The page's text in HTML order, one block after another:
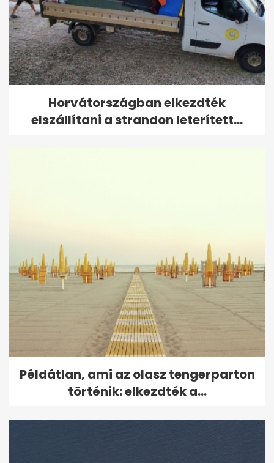
Horvátországban elkezdték
elszállítani a strandon leterített...
Példátlan, ami az olasz tengerparton
történik: elkezdték a...